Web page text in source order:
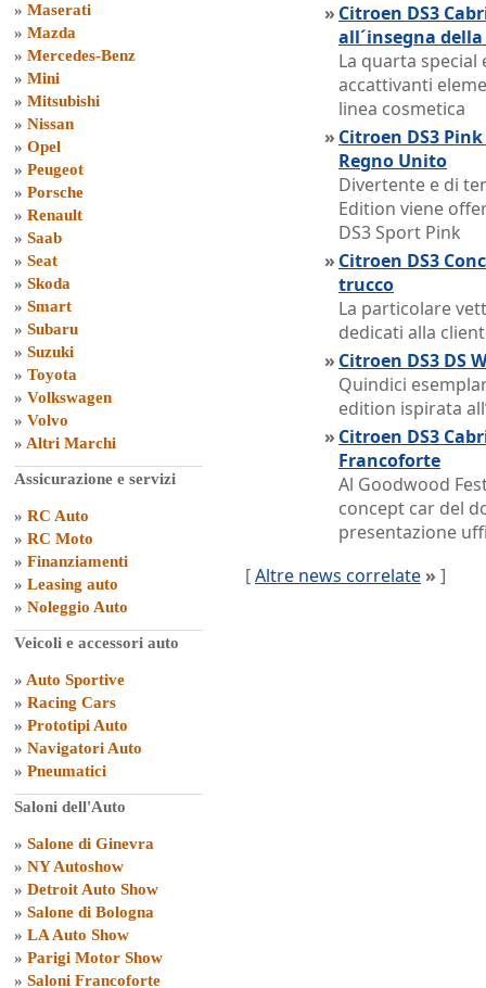
» Maserati
» Mazda
» Mercedes-Benz
» Mini
» Mitsubishi
» Nissan
» Opel
» Peugeot
» Porsche
» Renault
» Saab
» Seat
» Skoda
» Smart
» Subaru
» Suzuki
» Toyota
» Volkswagen
» Volvo
» Altri Marchi
Assicurazione e servizi
» RC Auto
» RC Moto
» Finanziamenti
» Leasing auto
» Noleggio Auto
Veicoli e accessori auto
» Auto Sportive
» Racing Cars
» Prototipi Auto
» Navigatori Auto
» Pneumatici
Saloni dell'Auto
» Salone di Ginevra
» NY Autoshow
» Detroit Auto Show
» Salone di Bologna
» LA Auto Show
» Parigi Motor Show
» Saloni Francoforte
» Citroen DS3
all´insegna
La quarta
accattivanti
linea cosmetica
» Citroen DS3
Regno Unito
Divertente e di
Edition viene
DS3 Sport Pink
» Citroen DS3
trucco
La particolare
dedicati alla
» Citroen DS3 DS
Quindici
edition ispirata
» Citroen DS3
Francoforte
Al Goodwood
concept car del
presentazione
[Altre news correlate » ]